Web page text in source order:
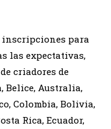
inscripciones para
las expectativas,
criadores de
Belice, Australia,
Colombia, Bolivia,
Rica, Ecuador,